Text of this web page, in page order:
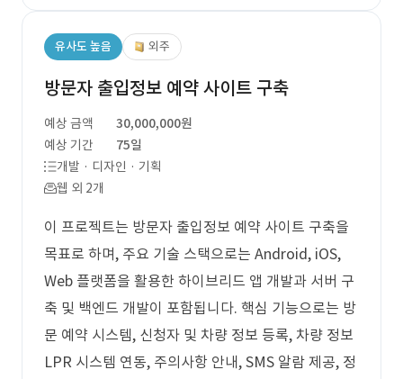
유사도 높음 외주
방문자 출입정보 예약 사이트 구축
예상 금액
30,000,000원
예상 기간
75일
개발 · 디자인 · 기획
웹 외 2개
이 프로젝트는 방문자 출입정보 예약 사이트 구축을
목표로 하며, 주요 기술 스택으로는 Android, iOS,
Web 플랫폼을 활용한 하이브리드 앱 개발과 서버 구
축 및 백엔드 개발이 포함됩니다. 핵심 기능으로는 방
문 예약 시스템, 신청자 및 차량 정보 등록, 차량 정보
LPR 시스템 연동, 주의사항 안내, SMS 알람 제공, 정